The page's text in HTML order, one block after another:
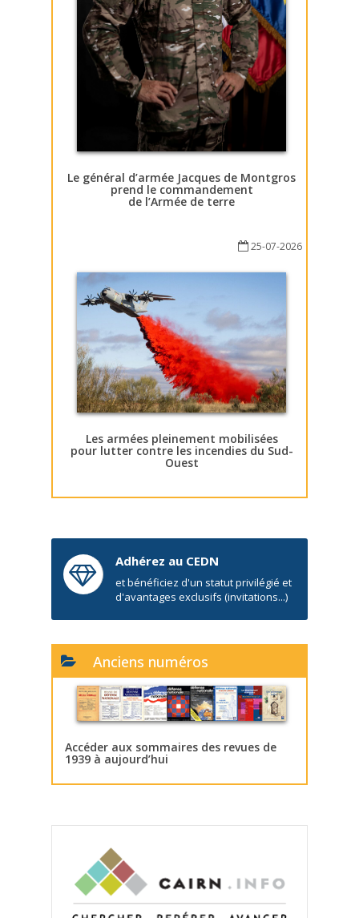
Le général d’armée Jacques de Montgros
prend le commandement
de l’Armée de terre
25-07-2026
Les armées pleinement mobilisées
pour lutter contre les incendies du Sud-
Ouest
Adhérez au CEDN
et bénéficiez d'un statut privilégié et
d'avantages exclusifs (invitations...)
Anciens numéros
Accéder aux sommaires des revues de
1939 à aujourd’hui